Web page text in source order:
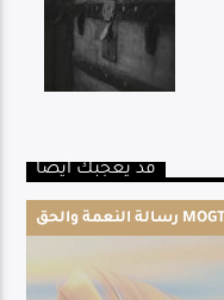
قد يعجبك أيضا
رسالة النعمة والحق MOGT